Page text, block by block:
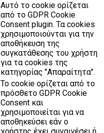
Αυτό το cookie ορίζεται
από το GDPR Cookie
Consent plugin. Τα cookies
χρησιμοποιούνται για την
αποθήκευση της
συγκατάθεσης του χρήστη
για τα cookies της
κατηγορίας "Απαραίτητα".
Το cookie ορίζεται από το
πρόσθετο GDPR Cookie
Consent και
χρησιμοποιείται για να
αποθηκεύσει εάν ο